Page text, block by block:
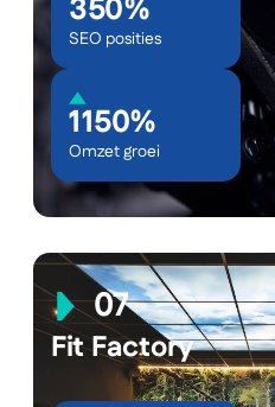
350%
SEO posities
1150%
Omzet groei
Fit Factory